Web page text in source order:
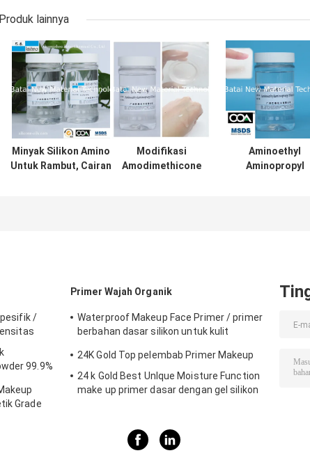
Produk lainnya
Minyak Silikon Amino
Untuk Rambut, Cairan
Modifikasi
Amodimethicone
Aminoethyl
Aminopropyl
/
99.9%
Grade
Primer Wajah Organik
Waterproof Makeup Face Primer / primer
berbahan dasar silikon untuk kulit
24K Gold Top pelembab Primer Makeup
24 k Gold Best UnIque Moisture Function
make up primer dasar dengan gel silikon